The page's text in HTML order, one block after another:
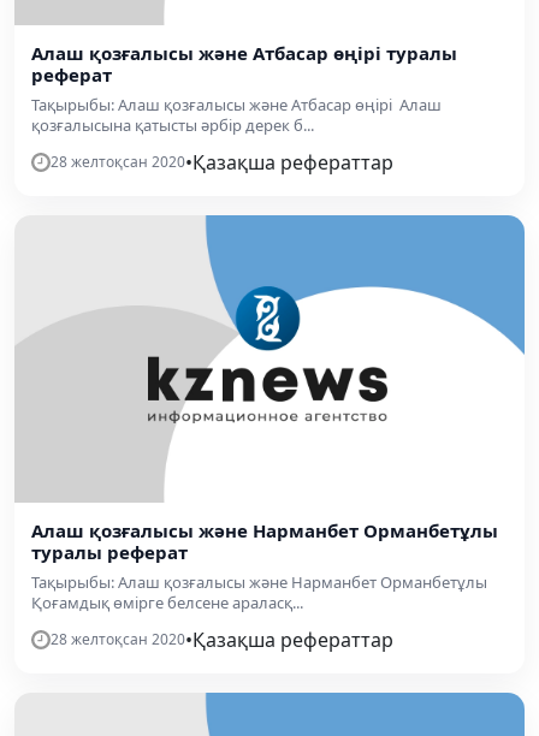
Алаш қозғалысы және Атбасар өңірі туралы
реферат
Тақырыбы: Алаш қозғалысы және Атбасар өңірі Алаш
қозғалысына қатысты әрбір дерек б...
28 желтоқсан 2020•Қазақша рефераттар
Алаш қозғалысы және Нарманбет Орманбетұлы
туралы реферат
Тақырыбы: Алаш қозғалысы және Нарманбет Орманбетұлы
Қоғамдық өмірге белсене араласқ...
28 желтоқсан 2020•Қазақша рефераттар